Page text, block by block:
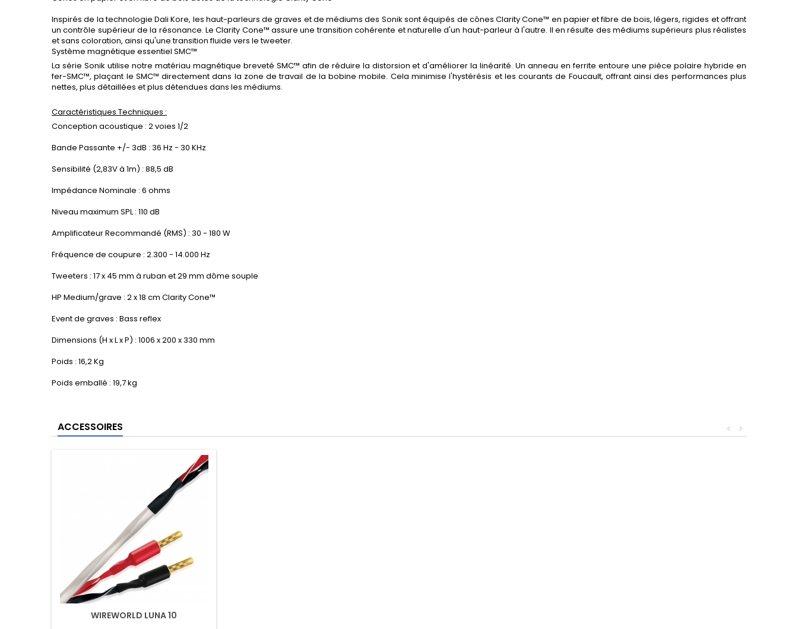
Inspirés de la technologie Dali Kore, les haut-parleurs de graves et de médiums des Sonik sont équipés de cônes Clarity Cone™ en papier et fibre de bois, légers, rigides et offrant
un contrôle supérieur de la résonance. Le Clarity Cone™ assure une transition cohérente et naturelle d'un haut-parleur à l'autre. Il en résulte des médiums supérieurs plus réalistes
et sans coloration, ainsi qu'une transition fluide vers le tweeter.
Système magnétique essentiel SMC™
La série Sonik utilise notre matériau magnétique breveté SMC™ afin de réduire la distorsion et d'améliorer la linéarité. Un anneau en ferrite entoure une pièce polaire hybride en
fer-SMC™, plaçant le SMC™ directement dans la zone de travail de la bobine mobile. Cela minimise l'hystérésis et les courants de Foucault, offrant ainsi des performances plus
nettes, plus détaillées et plus détendues dans les médiums.
Caractéristiques Techniques :
Conception acoustique : 2 voies 1/2
Bande Passante +/- 3dB : 36 Hz - 30 KHz
Sensibilité (2,83V à 1m) : 88,5 dB
Impédance Nominale : 6 ohms
Niveau maximum SPL : 110 dB
Amplificateur Recommandé (RMS) : 30 - 180 W
Fréquence de coupure : 2.300 - 14.000 Hz
Tweeters : 17 x 45 mm à ruban et 29 mm dôme souple
HP Medium/grave : 2 x 18 cm Clarity Cone™
Event de graves : Bass reflex
Dimensions (H x L x P) : 1006 x 200 x 330 mm
Poids : 16,2 Kg
Poids emballé : 19,7 kg
ACCESSOIRES >
<
WIREWORLD LUNA 10